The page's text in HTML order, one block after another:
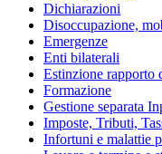
Dichiarazioni
Disoccupazione,
Emergenze
Enti bilaterali
Estinzione rapporto
Formazione
Gestione separata
Imposte, Tributi,
Infortuni e malattie